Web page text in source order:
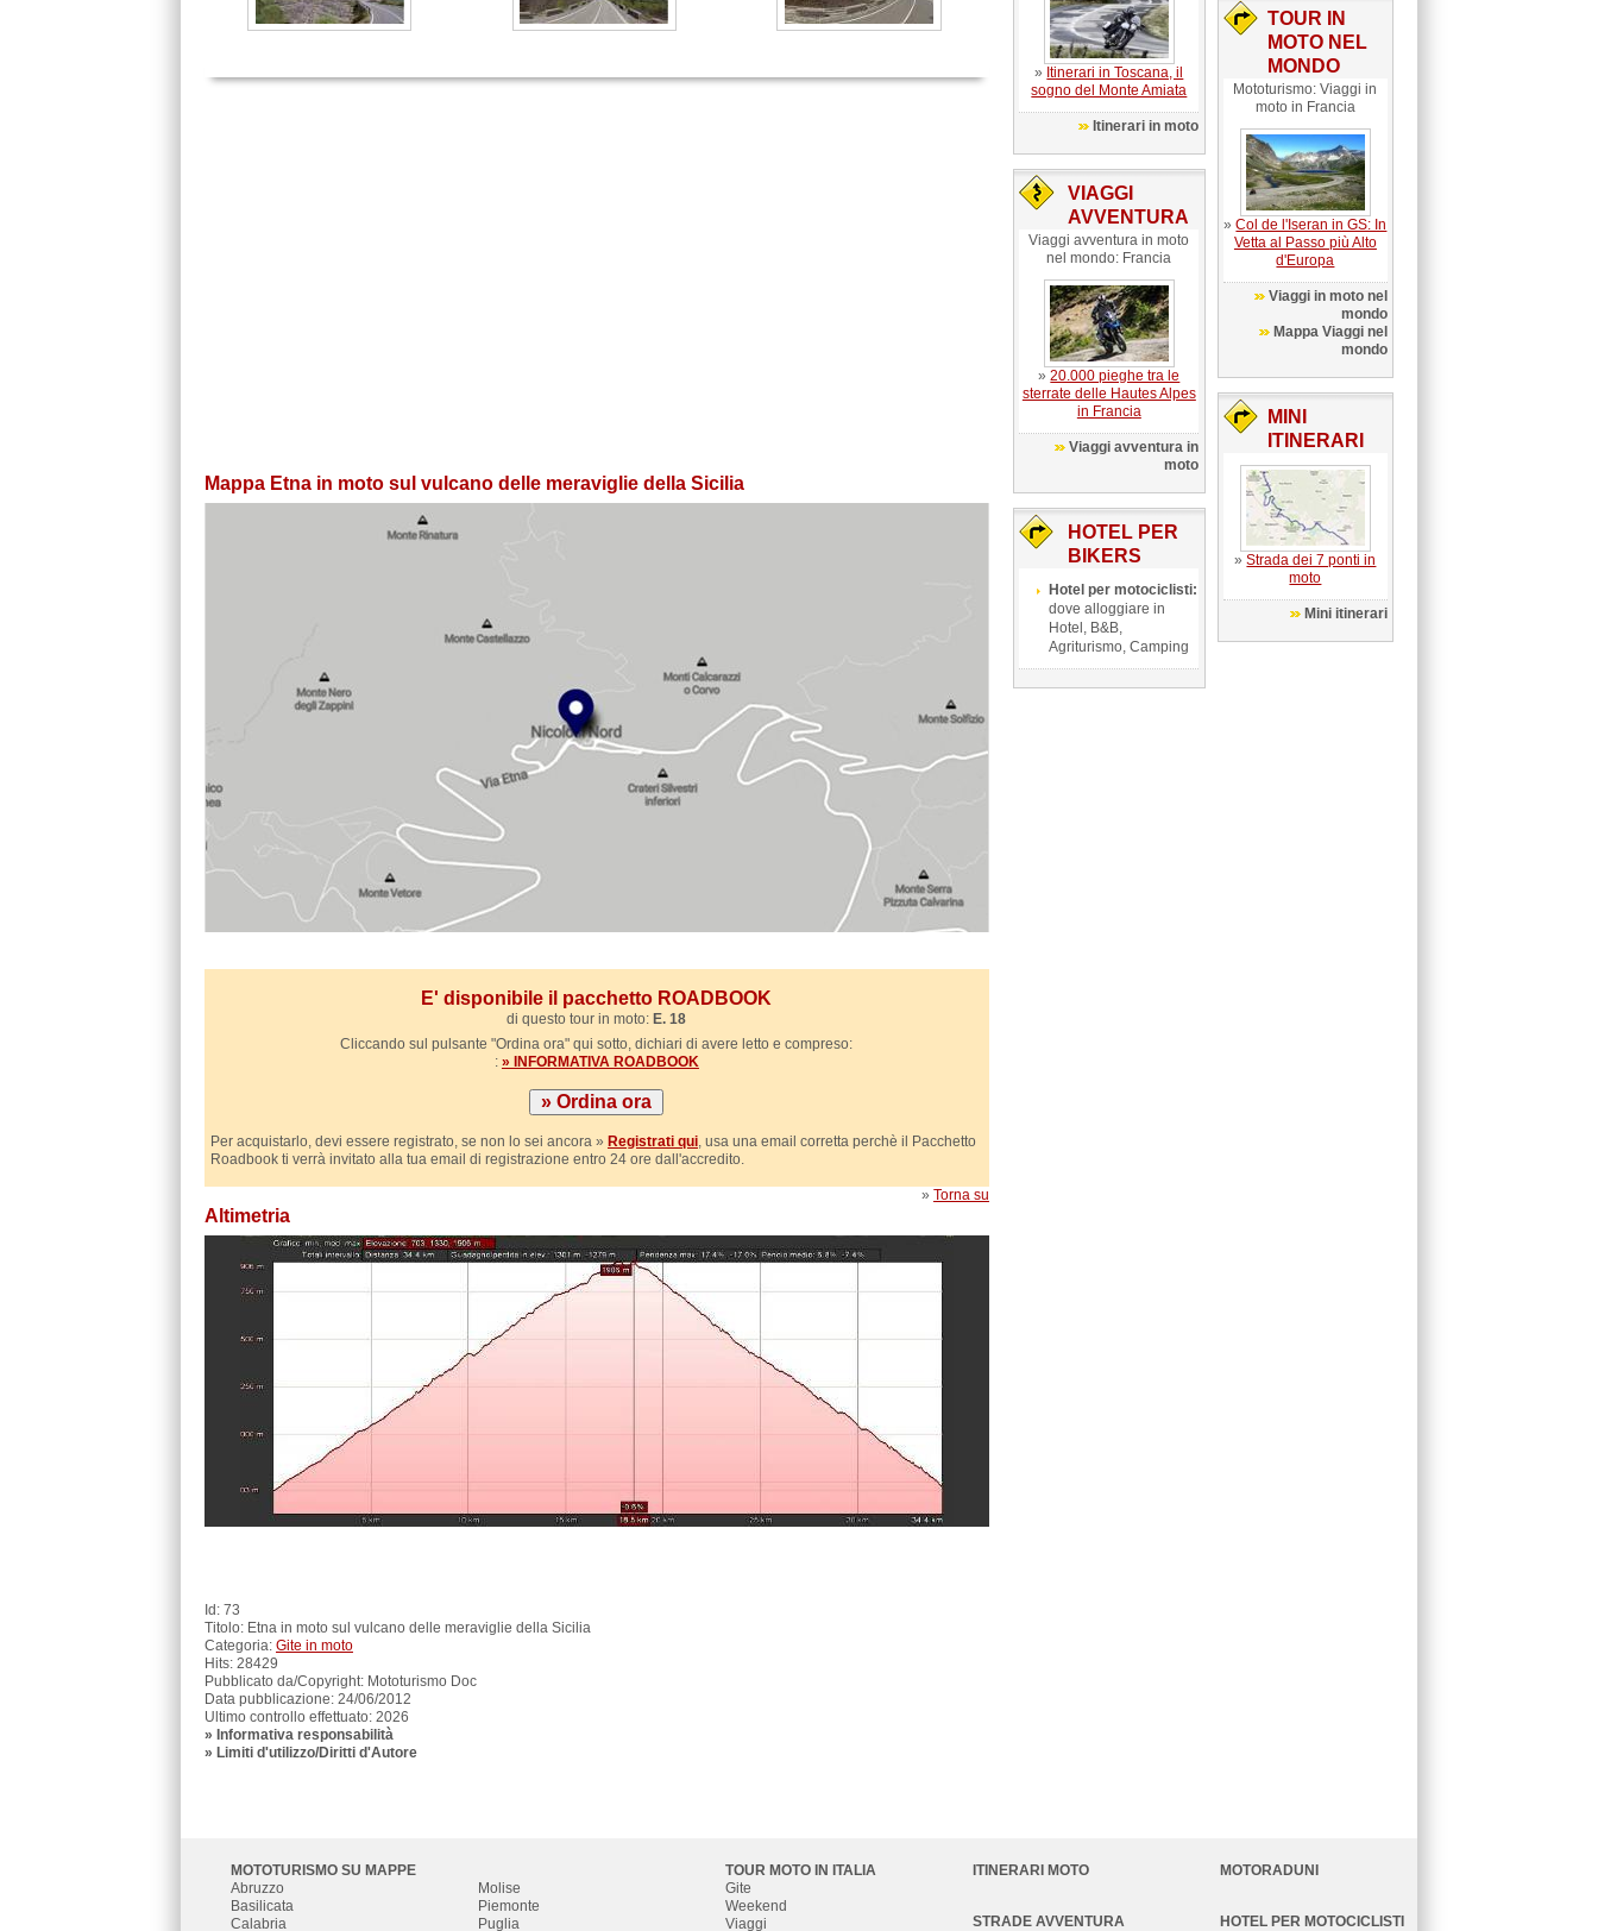
Mappa Etna in moto sul vulcano delle meraviglie della Sicilia
E' disponibile il pacchetto ROADBOOK
di questo tour in moto: E. 18
Cliccando sul pulsante "Ordina ora" qui sotto, dichiari di avere letto e compreso:
: » INFORMATIVA ROADBOOK
Per acquistarlo, devi essere registrato, se non lo sei ancora » Registrati qui, usa una email corretta perchè il Pacchetto
Roadbook ti verrà invitato alla tua email di registrazione entro 24 ore dall'accredito.
» Torna su
Altimetria
Id: 73
Titolo: Etna in moto sul vulcano delle meraviglie della Sicilia
Categoria: Gite in moto
Hits: 28429
Pubblicato da/Copyright: Mototurismo Doc
Data pubblicazione: 24/06/2012
Ultimo controllo effettuato: 2026
» Informativa responsabilità
» Limiti d'utilizzo/Diritti d'Autore
» Itinerari in Toscana, il
sogno del Monte Amiata
Itinerari in moto
VIAGGI
AVVENTURA
Viaggi avventura in moto
nel mondo: Francia
»20.000 pieghe tra le
sterrate delle Hautes Alpes
in Francia
Viaggi avventura in
moto
HOTEL PER
BIKERS
Hotel per motociclisti:
dove alloggiare in
Hotel, B&B,
Agriturismo, Camping
TOUR IN
MOTO NEL
MONDO
Mototurismo: Viaggi in
moto in Francia
»Col de l'Iseran in GS: In
Vetta al Passo più Alto
d'Europa
Viaggi in moto nel
mondo
Mappa Viaggi nel
mondo
MINI
ITINERARI
»Strada dei 7 ponti in
moto
Mini itinerari
MOTOTURISMO SU MAPPE
Abruzzo
Basilicata
Calabria
Molise
Piemonte
Puglia
TOUR MOTO IN ITALIA
Gite
Weekend
Viaggi
ITINERARI MOTO
STRADE AVVENTURA
MOTORADUNI
HOTEL PER MOTOCICLISTI